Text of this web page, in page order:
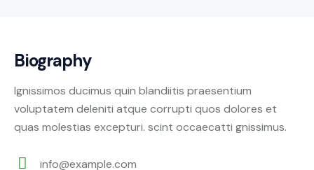
Biography
Ignissimos ducimus quin blandiitis praesentium
voluptatem deleniti atque corrupti quos dolores et
quas molestias excepturi. scint occaecatti gnissimus.
info@example.com